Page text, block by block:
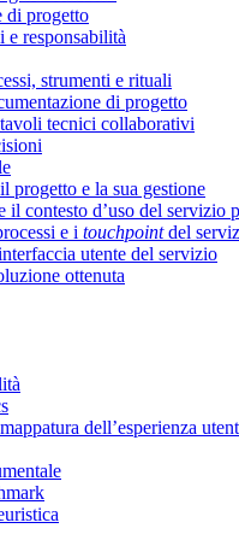
di progetto
responsabilità
strumenti e rituali
di progetto
tecnici collaborativi
progetto e la sua gestione
il contesto d’uso del servizio
e i touchpointdel
utente del servizio
ottenuta
dell’esperienza